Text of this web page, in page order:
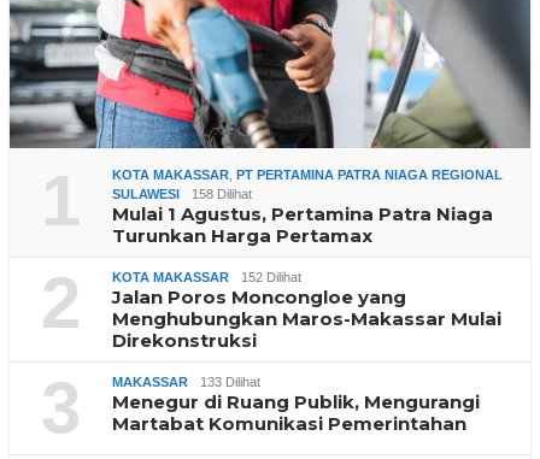
1 KOTA MAKASSAR
PT PERTAMINA PATRA NIAGA REGIONAL
SULAWESI
158 Dilihat
Mulai 1 Agustus, Pertamina Patra Niaga
Turunkan Harga Pertamax
2 KOTA MAKASSAR 152 Dilihat
Jalan Poros Moncongloe yang
Menghubungkan Maros-Makassar Mulai
Direkonstruksi
3 MAKASSAR 133 Dilihat
Menegur di Ruang Publik, Mengurangi
Martabat Komunikasi Pemerintahan